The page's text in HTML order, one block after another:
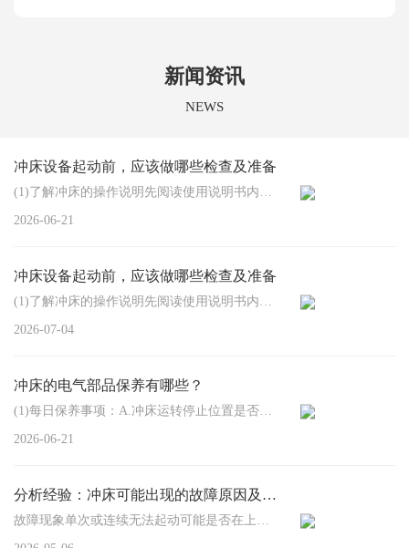
新闻资讯
NEWS
冲床设备起动前，应该做哪些检查及准备
2026-06-21
冲床设备起动前，应该做哪些检查及准备
2026-07-04
冲床的电气部品保养有哪些？
2026-06-21
分析经验：冲床可能出现的故障原因及排除